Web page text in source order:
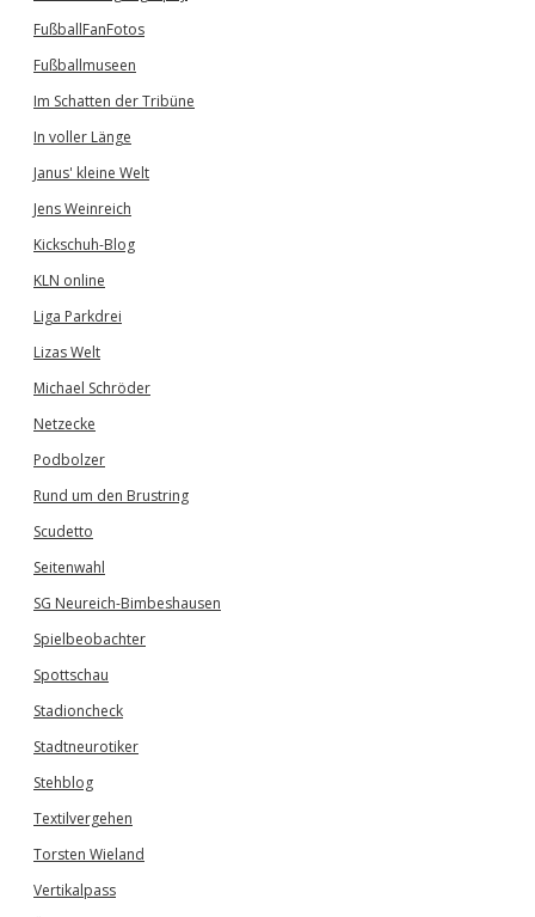
FußballFanFotos
Fußballmuseen
Im Schatten der Tribüne
In voller Länge
Janus' kleine Welt
Jens Weinreich
Kickschuh-Blog
KLN online
Liga Parkdrei
Lizas Welt
Michael Schröder
Netzecke
Podbolzer
Rund um den Brustring
Scudetto
Seitenwahl
SG Neureich-Bimbeshausen
Spielbeobachter
Spottschau
Stadioncheck
Stadtneurotiker
Stehblog
Textilvergehen
Torsten Wieland
Vertikalpass